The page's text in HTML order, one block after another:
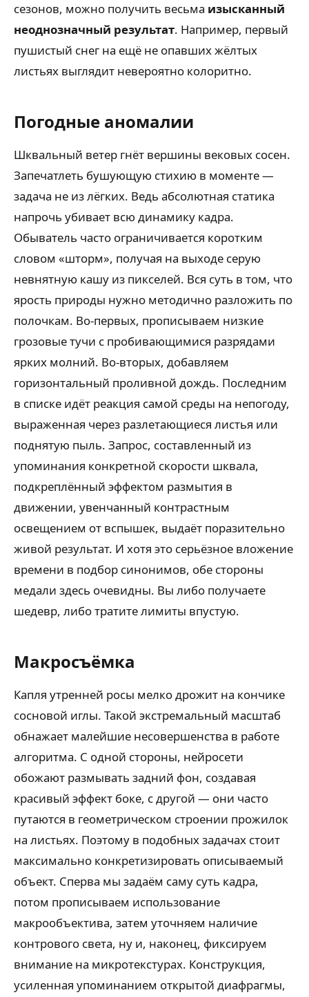
сезонов, можно получить весьма изысканный
неоднозначный результат. Например, первый
пушистый снег на ещё не опавших жёлтых
листьях выглядит невероятно колоритно.
Погодные аномалии
Шквальный ветер гнёт вершины вековых сосен.
Запечатлеть бушующую стихию в моменте —
задача не из лёгких. Ведь абсолютная статика
напрочь убивает всю динамику кадра.
Обыватель часто ограничивается коротким
словом «шторм», получая на выходе серую
невнятную кашу из пикселей. Вся суть в том, что
ярость природы нужно методично разложить по
полочкам. Во-первых, прописываем низкие
грозовые тучи с пробивающимися разрядами
ярких молний. Во-вторых, добавляем
горизонтальный проливной дождь. Последним
в списке идёт реакция самой среды на непогоду,
выраженная через разлетающиеся листья или
поднятую пыль. Запрос, составленный из
упоминания конкретной скорости шквала,
подкреплённый эффектом размытия в
движении, увенчанный контрастным
освещением от вспышек, выдаёт поразительно
живой результат. И хотя это серьёзное вложение
времени в подбор синонимов, обе стороны
медали здесь очевидны. Вы либо получаете
шедевр, либо тратите лимиты впустую.
Макросъёмка
Капля утренней росы мелко дрожит на кончике
сосновой иглы. Такой экстремальный масштаб
обнажает малейшие несовершенства в работе
алгоритма. С одной стороны, нейросети
обожают размывать задний фон, создавая
красивый эффект боке, с другой — они часто
путаются в геометрическом строении прожилок
на листьях. Поэтому в подобных задачах стоит
максимально конкретизировать описываемый
объект. Сперва мы задаём саму суть кадра,
потом прописываем использование
макрообъектива, затем уточняем наличие
контрового света, ну и, наконец, фиксируем
внимание на микротекстурах. Конструкция,
усиленная упоминанием открытой диафрагмы,